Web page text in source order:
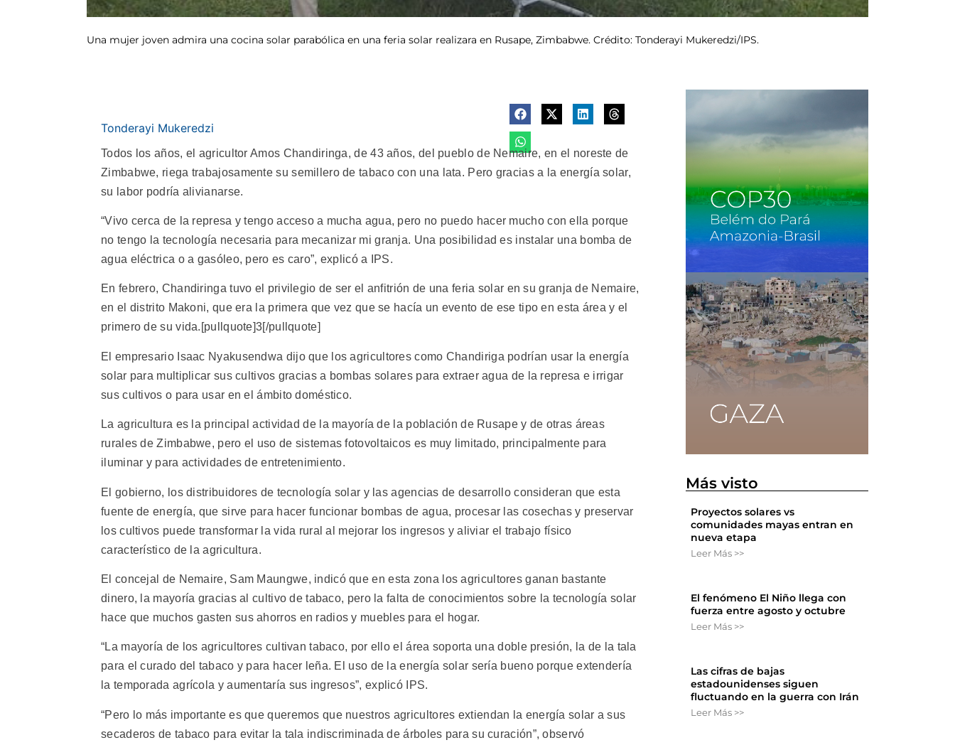
Una mujer joven admira una cocina solar parabólica en una feria solar realizara en Rusape, Zimbabwe. Crédito: Tonderayi Mukeredzi/IPS.
Tonderayi Mukeredzi
Todos los años, el agricultor Amos Chandiringa, de 43 años, del pueblo de Nemaire, en el noreste de
Zimbabwe, riega trabajosamente su semillero de tabaco con una lata. Pero gracias a la energía solar,
su labor podría alivianarse.
“Vivo cerca de la represa y tengo acceso a mucha agua, pero no puedo hacer mucho con ella porque
no tengo la tecnología necesaria para mecanizar mi granja. Una posibilidad es instalar una bomba de
agua eléctrica o a gasóleo, pero es caro”, explicó a IPS.
En febrero, Chandiringa tuvo el privilegio de ser el anfitrión de una feria solar en su granja de Nemaire,
en el distrito Makoni, que era la primera que vez que se hacía un evento de ese tipo en esta área y el
primero de su vida.[pullquote]3[/pullquote]
El empresario Isaac Nyakusendwa dijo que los agricultores como Chandiriga podrían usar la energía
solar para multiplicar sus cultivos gracias a bombas solares para extraer agua de la represa e irrigar
sus cultivos o para usar en el ámbito doméstico.
La agricultura es la principal actividad de la mayoría de la población de Rusape y de otras áreas
rurales de Zimbabwe, pero el uso de sistemas fotovoltaicos es muy limitado, principalmente para
iluminar y para actividades de entretenimiento.
El gobierno, los distribuidores de tecnología solar y las agencias de desarrollo consideran que esta
fuente de energía, que sirve para hacer funcionar bombas de agua, procesar las cosechas y preservar
los cultivos puede transformar la vida rural al mejorar los ingresos y aliviar el trabajo físico
característico de la agricultura.
El concejal de Nemaire, Sam Maungwe, indicó que en esta zona los agricultores ganan bastante
dinero, la mayoría gracias al cultivo de tabaco, pero la falta de conocimientos sobre la tecnología solar
hace que muchos gasten sus ahorros en radios y muebles para el hogar.
“La mayoría de los agricultores cultivan tabaco, por ello el área soporta una doble presión, la de la tala
para el curado del tabaco y para hacer leña. El uso de la energía solar sería bueno porque extendería
la temporada agrícola y aumentaría sus ingresos”, explicó IPS.
“Pero lo más importante es que queremos que nuestros agricultores extiendan la energía solar a sus
secaderos de tabaco para evitar la tala indiscriminada de árboles para su curación”, observó
Más visto
Proyectos solares vs
comunidades mayas entran en
nueva etapa
Leer Más >>
El fenómeno El Niño llega con
fuerza entre agosto y octubre
Leer Más >>
Las cifras de bajas
estadounidenses siguen
fluctuando en la guerra con Irán
Leer Más >>